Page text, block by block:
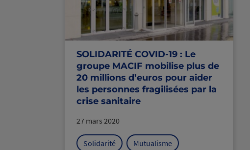
SOLIDARITÉ COVID-19 : Le
groupe MACIF mobilise plus de
20 millions d’euros pour aider
les personnes fragilisées par la
crise sanitaire
27 mars 2020
Solidarité Mutualisme